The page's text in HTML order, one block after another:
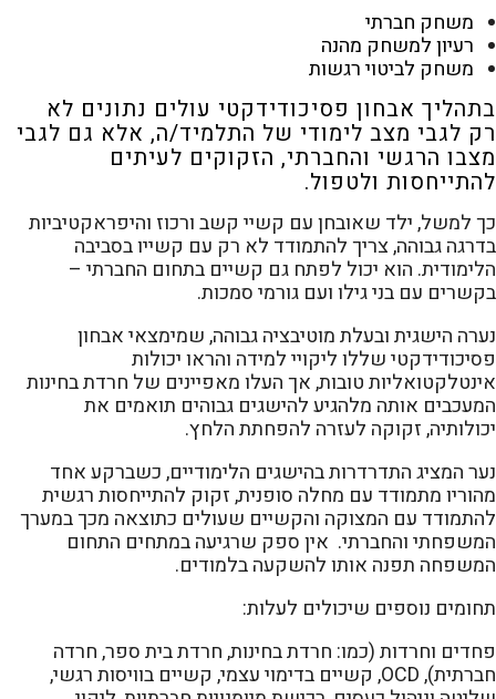
משחק חברתי
רעיון למשחק מהנה
משחק לביטוי רגשות
בתהליך אבחון פסיכודידקטי עולים נתונים לא
רק לגבי מצב לימודי של התלמיד/ה, אלא גם לגבי
מצבו הרגשי והחברתי, הזקוקים לעיתים
להתייחסות ולטפול.
כך למשל, ילד שאובחן עם קשיי קשב ורכוז והיפראקטיביות
בדרגה גבוהה, צריך להתמודד לא רק עם קשייו בסביבה
הלימודית. הוא יכול לפתח גם קשיים בתחום החברתי –
בקשרים עם בני גילו ועם גורמי סמכות.
נערה הישגית ובעלת מוטיבציה גבוהה, שמימצאי אבחון
פסיכודידקטי שללו ליקויי למידה והראו יכולות
אינטלקטואליות טובות, אך העלו מאפיינים של חרדת בחינות
המעכבים אותה מלהגיע להישגים גבוהים תואמים את
יכולותיה, זקוקה לעזרה להפחתת הלחץ.
נער המציג התדרדרות בהישגים הלימודיים, כשברקע אחד
מהוריו מתמודד עם מחלה סופנית, זקוק להתייחסות רגשית
להתמודד עם המצוקה והקשיים שעולים כתוצאה מכך במערך
המשפחתי והחברתי. אין ספק שרגיעה במתחים התחום
המשפחה תפנה אותו להשקעה בלמודים.
תחומים נוספים שיכולים לעלות:
פחדים וחרדות (כמו: חרדת בחינות, חרדת בית ספר, חרדה
חברתית), OCD, קשיים בדימוי עצמי, קשיים בוויסות רגשי,